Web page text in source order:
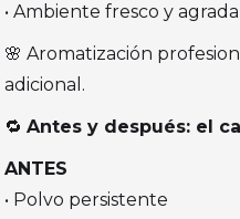
• Ambiente fresco y
🌸 Aromatización
adicional.
🔁Antes y después: el
ANTES
• Polvo persistente